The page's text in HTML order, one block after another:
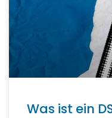
Was ist ein